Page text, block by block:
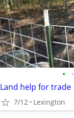
• •
Land help for trade
7/12 Lexington